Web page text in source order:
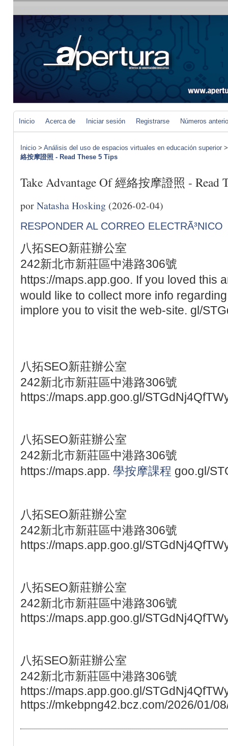
Inicio Acerca de Iniciar sesión Registrarse Números
Inicio > Análisis del uso de espacios virtuales en educación superior
絡按摩證照 - Read These 5 Tips
Take Advantage Of 經絡按摩證照 - Read
porNatasha Hosking (2026-02-04)
RESPONDER AL CORREO ELECTRÃ³NICO
八拓SEO新莊辦公室
242新北市新莊區中港路306號
https://maps.app.goo. If you loved this
would like to collect more info
implore you to visit the web-site. gl/
八拓SEO新莊辦公室
242新北市新莊區中港路306號
https://maps.app.goo.gl/
八拓SEO新莊辦公室
242新北市新莊區中港路306號
https://maps.app. 學按摩課程 goo.gl/
八拓SEO新莊辦公室
242新北市新莊區中港路306號
https://maps.app.goo.gl/
八拓SEO新莊辦公室
242新北市新莊區中港路306號
https://maps.app.goo.gl/
八拓SEO新莊辦公室
242新北市新莊區中港路306號
https://maps.app.goo.gl/
https://mkebpng42.bcz.com/2026/01/